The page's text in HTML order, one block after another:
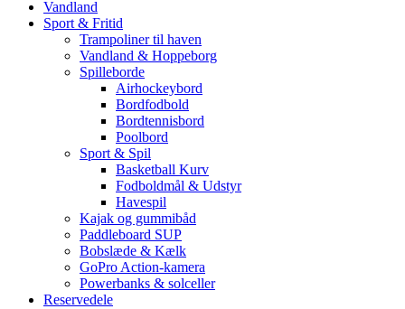
Vandland
Sport & Fritid
Trampoliner til haven
Vandland & Hoppeborg
Spilleborde
Airhockeybord
Bordfodbold
Bordtennisbord
Poolbord
Sport & Spil
Basketball Kurv
Fodboldmål & Udstyr
Havespil
Kajak og gummibåd
Paddleboard SUP
Bobslæde & Kælk
GoPro Action-kamera
Powerbanks & solceller
Reservedele